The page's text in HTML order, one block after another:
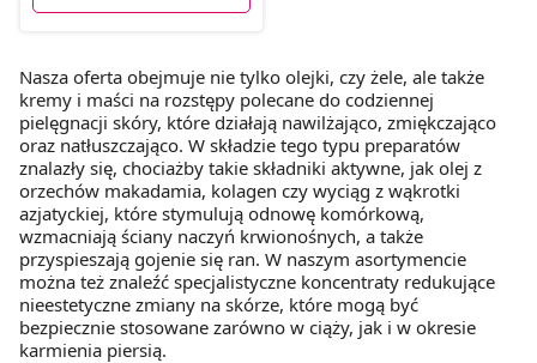
Nasza oferta obejmuje nie tylko olejki, czy żele, ale także
kremy i maści na rozstępy polecane do codziennej
pielęgnacji skóry, które działają nawilżająco, zmiękczająco
oraz natłuszczająco. W składzie tego typu preparatów
znalazły się, chociażby takie składniki aktywne, jak olej z
orzechów makadamia, kolagen czy wyciąg z wąkrotki
azjatyckiej, które stymulują odnowę komórkową,
wzmacniają ściany naczyń krwionośnych, a także
przyspieszają gojenie się ran. W naszym asortymencie
można też znaleźć specjalistyczne koncentraty redukujące
nieestetyczne zmiany na skórze, które mogą być
bezpiecznie stosowane zarówno w ciąży, jak i w okresie
karmienia piersią.